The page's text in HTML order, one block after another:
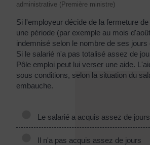
administrative (Première ministre)
Si l'employeur décide de la fermeture
une période (par exemple au mois
indemnisé selon le nombre de ses
Si le salarié n'a pas totalisé assez de
Pôle emploi peut lui verser une aide.
sous conditions, selon la situation du
embauche.
Le salarié a acquis assez de
Il n'a pas acquis assez de jours